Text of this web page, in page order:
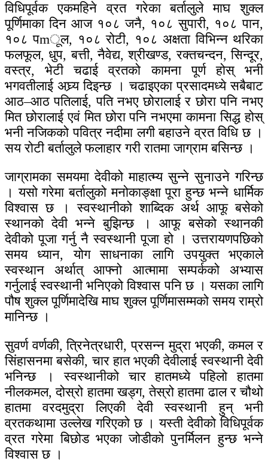
विधिपूर्वक एकमहिने व्रत गरेका बर्तालुले माघ शुक्ल
पूर्णिमाका दिन आज १०८ जनै, १०८ सुपारी, १०८ पान,
१०८ पmूल, १०८ रोटी, १०८ अक्षता विभिन्न थरिका
फलफूल, धुप, बत्ती, नैवेद्य, श्रीखण्ड, रक्तचन्दन, सिन्दूर,
वस्त्र, भेटी चढाई व्रतको कामना पूर्ण होस् भनी
भगवतीलाई अघ्र्य दिइन्छ । चढाइएका प्रसादमध्ये सबैबाट
आठ–आठ पतिलाई, पति नभए छोरालाई र छोरा पनि नभए
मित छोरालाई एवं मित छोरा पनि नभएमा कामना सिद्ध होस्
भनी नजिकको पवित्र नदीमा लगी बहाउने व्रत विधि छ ।
सय रोटी बर्तालुले फलाहार गरी रातमा जाग्राम बसिन्छ ।
जाग्रामका समयमा देवीको माहात्म्य सुन्ने सुनाउने गरिन्छ
। यसो गरेमा बर्तालुको मनोकाङ्क्षा पूरा हुन्छ भन्ने धार्मिक
विश्वास छ । स्वस्थानीको शाब्दिक अर्थ आफू बसेको
स्थानको देवी भन्ने बुझिन्छ । आफू बसेको स्थानकी
देवीको पूजा गर्नु नै स्वस्थानी पूजा हो । उत्तरायणपछिको
समय ध्यान, योग साधनाका लागि उपयुक्त भएकाले
स्वस्थान अर्थात् आफ्नो आत्मामा सम्पर्कको अभ्यास
गर्नुलाई स्वस्थानी भनिएको विश्वास पनि छ । यसका लागि
पौष शुक्ल पूर्णिमादेखि माघ शुक्ल पूर्णिमासम्मको समय राम्रो
मानिन्छ ।
सुवर्ण वर्णकी, त्रिनेत्रधारी, प्रसन्न मुद्रा भएकी, कमल र
सिंहासनमा बसेकी, चार हात भएकी देवीलाई स्वस्थानी देवी
भनिन्छ । स्वस्थानीको चार हातमध्ये पहिलो हातमा
नीलकमल, दोस्रो हातमा खड्ग, तेस्रो हातमा ढाल र चौथो
हातमा वरदमुद्रा लिएकी देवी स्वस्थानी हुन् भनी
व्रतकथामा उल्लेख गरिएको छ । यस्ती देवीको विधिपूर्वक
व्रत गरेमा बिछोड भएका जोडीको पुनर्मिलन हुन्छ भन्ने
विश्वास छ ।